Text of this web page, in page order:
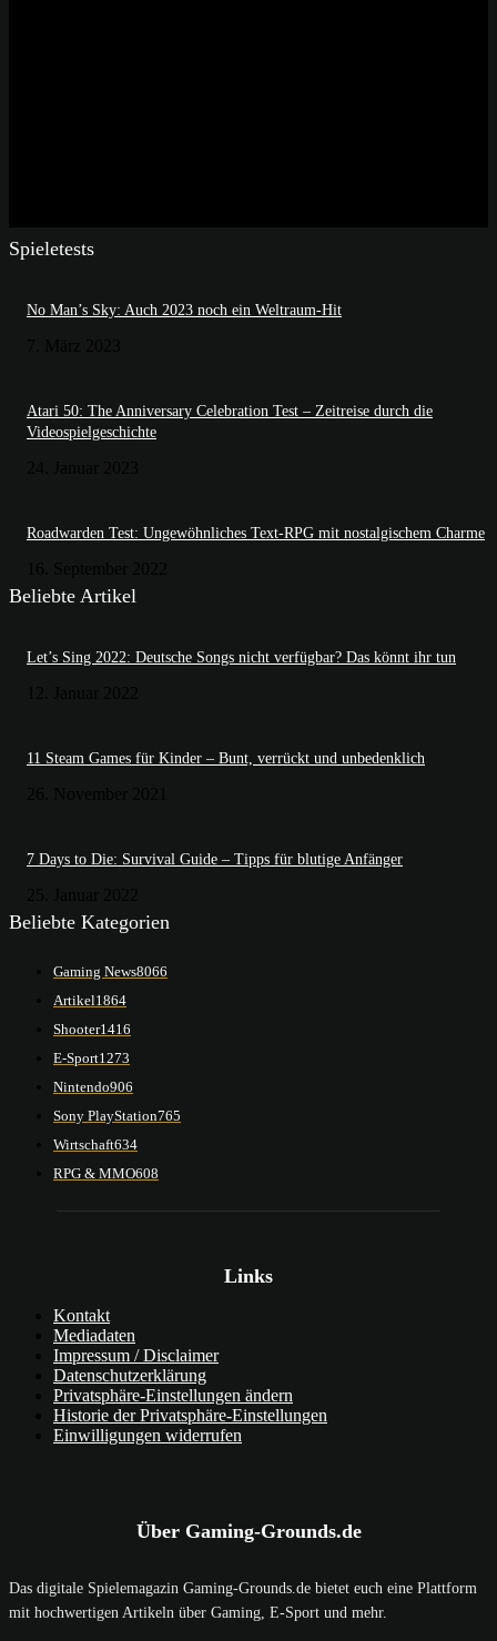
Spieletests
No Man’s Sky: Auch 2023 noch ein Weltraum-Hit
Atari 50: The Anniversary Celebration Test – Zeitreise durch die
Videospielgeschichte
Roadwarden Test: Ungewöhnliches Text-RPG mit nostalgischem Charme
Beliebte Artikel
Let’s Sing 2022: Deutsche Songs nicht verfügbar? Das könnt ihr tun
11 Steam Games für Kinder – Bunt, verrückt und unbedenklich
7 Days to Die: Survival Guide – Tipps für blutige Anfänger
Beliebte Kategorien
Gaming News8066
Artikel1864
Shooter1416
E-Sport1273
Nintendo906
Sony PlayStation765
Wirtschaft634
RPG & MMO608
Links
Kontakt
Mediadaten
Impressum / Disclaimer
Datenschutzerklärung
Privatsphäre-Einstellungen ändern
Historie der Privatsphäre-Einstellungen
Einwilligungen widerrufen
Über Gaming-Grounds.de
Das digitale Spielemagazin Gaming-Grounds.de bietet euch eine Plattform
mit hochwertigen Artikeln über Gaming, E-Sport und mehr.